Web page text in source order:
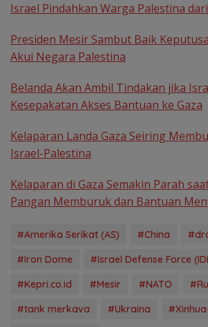
Israel Pindahkan Warga Palestina
Presiden Mesir Sambut Baik
Akui Negara Palestina
Belanda Akan Ambil Tindakan jika
Kesepakatan Akses Bantuan ke Gaza
Kelaparan Landa Gaza Seiring
Israel-Palestina
Kelaparan di Gaza Semakin Parah
Pangan Memburuk dan Bantuan
#Amerika Serikat (AS) #China
#Iron Dome
#Israel Defense Force
#Kepri.co.id
#Mesir #NATO
#tank merkava
#Ukraina